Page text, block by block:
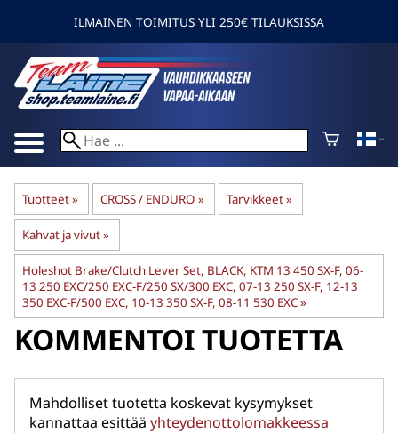
ILMAINEN TOIMITUS YLI 250€ TILAUKSISSA
Tuotteet‪» CROSS / ENDURO ‪» Tarvikkeet‪»
Kahvat ja vivut‪»
Holeshot Brake/Clutch Lever Set, BLACK, KTM 13 450 SX-F, 06-
13 250 EXC/250 EXC-F/250 SX/300 EXC, 07-13 250 SX-F, 12-13
350 EXC-F/500 EXC, 10-13 350 SX-F, 08-11 530 EXC‪»
KOMMENTOI TUOTETTA
Mahdolliset tuotetta koskevat kysymykset
kannattaa esittää yhteydenottolomakkeessa